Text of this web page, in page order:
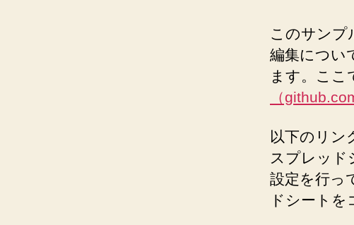
このサンプ
編集につい
ます。ここ
（
以下のリン
スプレッド
設定を行っ
ドシートを